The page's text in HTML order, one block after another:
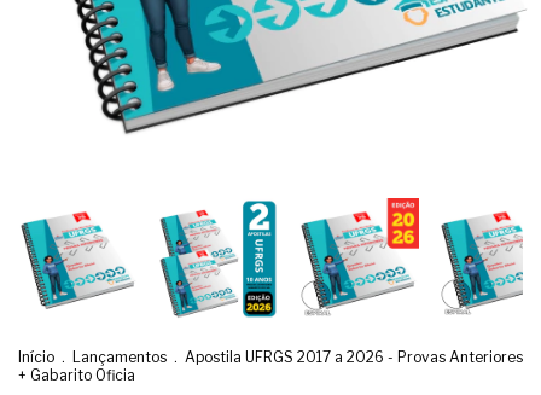
Início . Lançamentos . Apostila UFRGS 2017 a 2026 - Provas Anteriores
+ Gabarito Oficia